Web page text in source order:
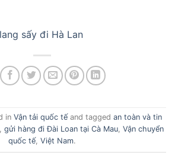
sấy đi Hà Lan
in Vận tải quốc tế and tagged an toàn và tin
, gửi hàng đi Đài Loan tại Cà Mau, Vận chuyển
quốc tế, Việt Nam.